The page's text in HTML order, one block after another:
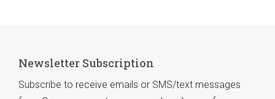
Newsletter Subscription
Subscribe to receive emails or SMS/text messages